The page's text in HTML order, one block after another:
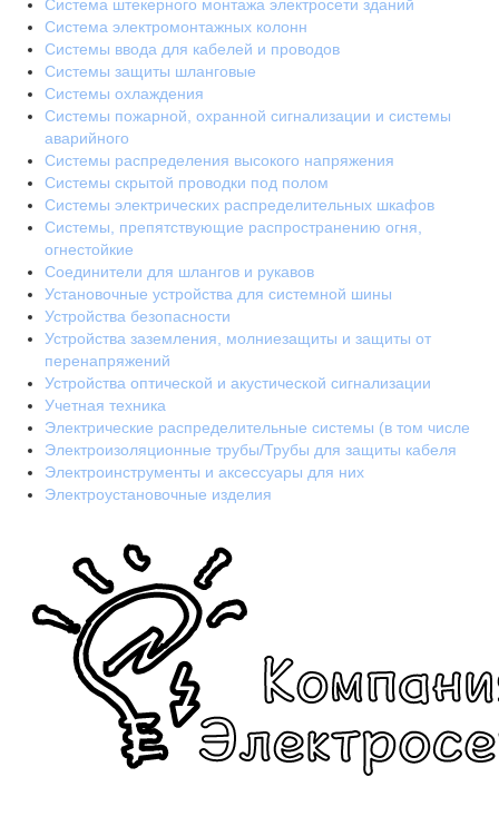
Система штекерного монтажа электросети зданий
Система электромонтажных колонн
Системы ввода для кабелей и проводов
Системы защиты шланговые
Системы охлаждения
Системы пожарной, охранной сигнализации и системы
аварийного
Системы распределения высокого напряжения
Системы скрытой проводки под полом
Системы электрических распределительных шкафов
Системы, препятствующие распространению огня,
огнестойкие
Соединители для шлангов и рукавов
Установочные устройства для системной шины
Устройства безопасности
Устройства заземления, молниезащиты и защиты от
перенапряжений
Устройства оптической и акустической сигнализации
Учетная техника
Электрические распределительные системы (в том числе
Электроизоляционные трубы/Трубы для защиты кабеля
Электроинструменты и аксессуары для них
Электроустановочные изделия